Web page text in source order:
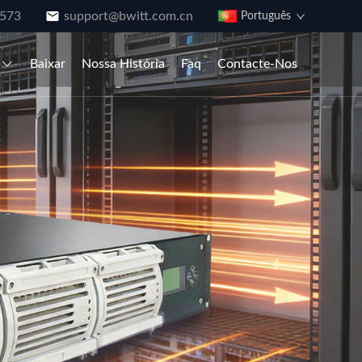
support@bwitt.com.cn Português
Baixar Nossa História Faq Contacte-Nos